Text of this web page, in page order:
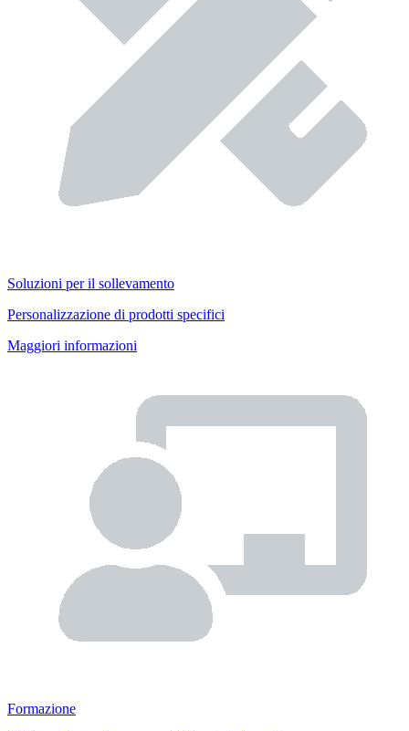
Soluzioni per il sollevamento
Personalizzazione di prodotti specifici
Maggiori informazioni
Formazione